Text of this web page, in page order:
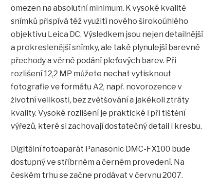
omezen na absolutní minimum. K vysoké kvalitě
snímků přispívá též využití nového širokoúhlého
objektivu Leica DC. Výsledkem jsou nejen detailnější
a prokreslenější snímky, ale také plynulejší barevné
přechody a věrné podání pleťových barev. Při
rozlišení 12,2 MP můžete nechat vytisknout
fotografie ve formátu A2, např. novorozence v
životní velikosti, bez zvětšování a jakékoli ztráty
kvality. Vysoké rozlišení je praktické i při tištění
výřezů, které si zachovají dostatečný detail i kresbu.
Digitální fotoaparát Panasonic DMC-FX100 bude
dostupný ve stříbrném a černém provedení. Na
českém trhu se začne prodávat v červnu 2007.